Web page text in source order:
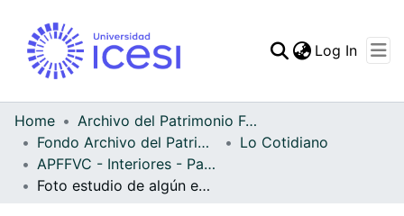
Statistics
Log In
Home
Archivo del Patrimonio Fotográfico y Fílmico del Valle del Cauca
Fondo Archivo del Patrimonio Fotográfico y Fílmico del Valle del Cauca
Lo Cotidiano
APFFVC - Interiores - Patrimonial
Foto estudio de algún evento especial, obsérvese el marco clásico de la época, así como los trajes y peinados para la ocasión